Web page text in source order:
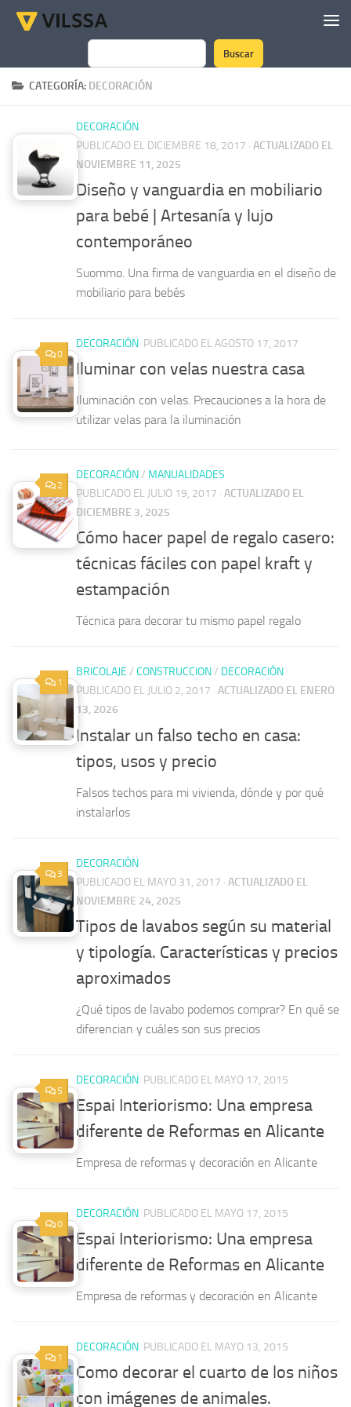
Saltar al contenido
Buscar
Buscar
CATEGORÍA: DECORACIÓN
DECORACIÓN
PUBLICADO EL DICIEMBRE 18, 2017 · ACTUALIZADO EL
NOVIEMBRE 11, 2025
Diseño y vanguardia en mobiliario
para bebé | Artesanía y lujo
contemporáneo
Suommo. Una firma de vanguardia en el diseño de
mobiliario para bebés
0
DECORACIÓN PUBLICADO EL AGOSTO 17, 2017
Iluminar con velas nuestra casa
Iluminación con velas. Precauciones a la hora de
utilizar velas para la iluminación
2
DECORACIÓN/ MANUALIDADES
PUBLICADO EL JULIO 19, 2017 · ACTUALIZADO EL
DICIEMBRE 3, 2025
Cómo hacer papel de regalo casero:
técnicas fáciles con papel kraft y
estampación
Técnica para decorar tu mismo papel regalo
1
BRICOLAJE / CONSTRUCCION/ DECORACIÓN
PUBLICADO EL JULIO 2, 2017 · ACTUALIZADO EL ENERO
13, 2026
Instalar un falso techo en casa:
tipos, usos y precio
Falsos techos para mi vivienda, dónde y por qué
instalarlos
3
DECORACIÓN
PUBLICADO EL MAYO 31, 2017 · ACTUALIZADO EL
NOVIEMBRE 24, 2025
Tipos de lavabos según su material
y tipología. Características y precios
aproximados
¿Qué tipos de lavabo podemos comprar? En qué se
diferencian y cuáles son sus precios
5
DECORACIÓN PUBLICADO EL MAYO 17, 2015
Espai Interiorismo: Una empresa
diferente de Reformas en Alicante
Empresa de reformas y decoración en Alicante
0
DECORACIÓN PUBLICADO EL MAYO 17, 2015
Espai Interiorismo: Una empresa
diferente de Reformas en Alicante
Empresa de reformas y decoración en Alicante
1
DECORACIÓN PUBLICADO EL MAYO 13, 2015
Como decorar el cuarto de los niños
con imágenes de animales.